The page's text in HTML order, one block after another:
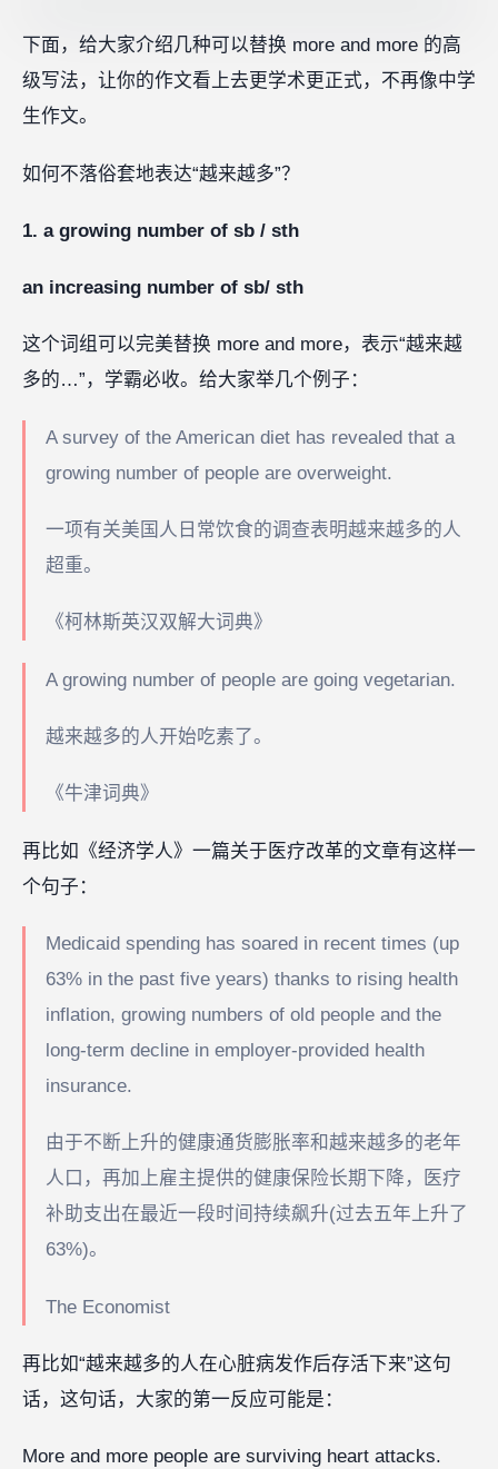
下面，给大家介绍几种可以替换 more and more 的高
级写法，让你的作文看上去更学术更正式，不再像中学
生作文。
如何不落俗套地表达“越来越多”？
1. a growing number of sb / sth
an increasing number of sb/ sth
这个词组可以完美替换 more and more，表示“越来越
多的…”，学霸必收。给大家举几个例子：
A survey of the American diet has revealed that a
growing number of people are overweight.
一项有关美国人日常饮食的调查表明越来越多的人
超重。
《柯林斯英汉双解大词典》
A growing number of people are going vegetarian.
越来越多的人开始吃素了。
《牛津词典》
再比如《经济学人》一篇关于医疗改革的文章有这样一
个句子：
Medicaid spending has soared in recent times (up
63% in the past five years) thanks to rising health
inflation, growing numbers of old people and the
long-term decline in employer-provided health
insurance.
由于不断上升的健康通货膨胀率和越来越多的老年
人口，再加上雇主提供的健康保险长期下降，医疗
补助支出在最近一段时间持续飙升(过去五年上升了
63%)。
The Economist
再比如“越来越多的人在心脏病发作后存活下来”这句
话，这句话，大家的第一反应可能是：
More and more people are surviving heart attacks.